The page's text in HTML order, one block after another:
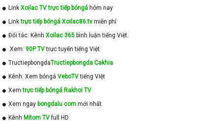
Link Xoilac TV trực tiếp bóngá hôm nay
Linktrực tiếp bóngá Xoilac86.tv miễn phí
Đối tác: Kênh Xoilac 365 bình luận tiếng Việt.
Xem: 90P TVtrực tuyến tiếng Việt
TructiepbongdaTructiepbongda Cakhia
Kênh: Xem bóngá VeboTVtiếng Việt
Xemtrực tiếp bóngá Rakhoi TV
Xem ngay bongdalu com mới nhất
Kênh Mitom TVfull HD